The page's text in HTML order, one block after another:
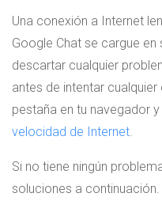
Una conexión a Internet
Google Chat se cargue en
descartar cualquier
antes de intentar
pestaña en tu navegador y
velocidad de Internet.
Si no tiene ningún
soluciones a continuación.